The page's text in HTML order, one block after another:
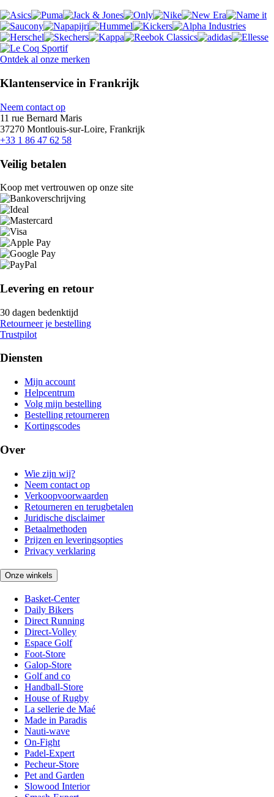
Ontdek al onze merken
Klantenservice in Frankrijk
Neem contact op
11 rue Bernard Maris
37270 Montlouis-sur-Loire, Frankrijk
+33 1 86 47 62 58
Veilig betalen
Koop met vertrouwen op onze site
Levering en retour
30 dagen bedenktijd
Retourneer je bestelling
Trustpilot
Diensten
Mijn account
Helpcentrum
Volg mijn bestelling
Bestelling retourneren
Kortingscodes
Over
Wie zijn wij?
Neem contact op
Verkoopvoorwaarden
Retourneren en terugbetalen
Juridische disclaimer
Betaalmethoden
Prijzen en leveringsopties
Privacy verklaring
Onze winkels
Basket-Center
Daily Bikers
Direct Running
Direct-Volley
Espace Golf
Foot-Store
Galop-Store
Golf and co
Handball-Store
House of Rugby
La sellerie de Maé
Made in Paradis
Nauti-wave
On-Fight
Padel-Expert
Pecheur-Store
Pet and Garden
Slowood Interior